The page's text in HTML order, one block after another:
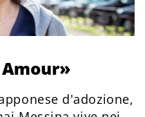
d'adozione,